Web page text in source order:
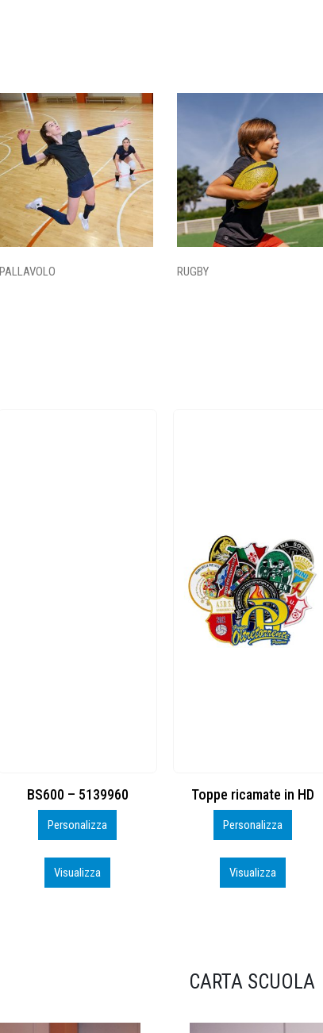
PALLAVOLO RUGBY
Toppe ricamate in HD
Personalizza
Visualizza
KIT CAMP 100 2026_perso
Personalizza
Visualizza
CARTA SCUOLA